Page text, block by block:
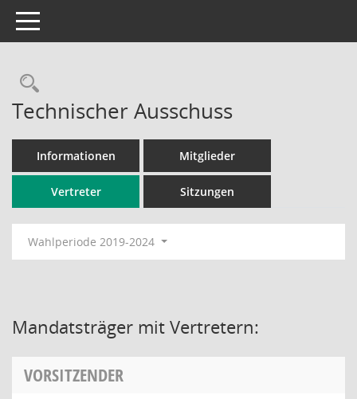
Toggle navigation
Rechercheauswahl
Technischer Ausschuss
Informationen Mitglieder
Vertreter Sitzungen
Wahlperiode 2019-2024
Mandatsträger mit Vertretern:
VORSITZENDER